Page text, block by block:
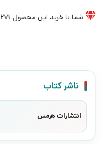
شما با خرید این محصول 271
ناشر کتاب
انتشارات هرمس